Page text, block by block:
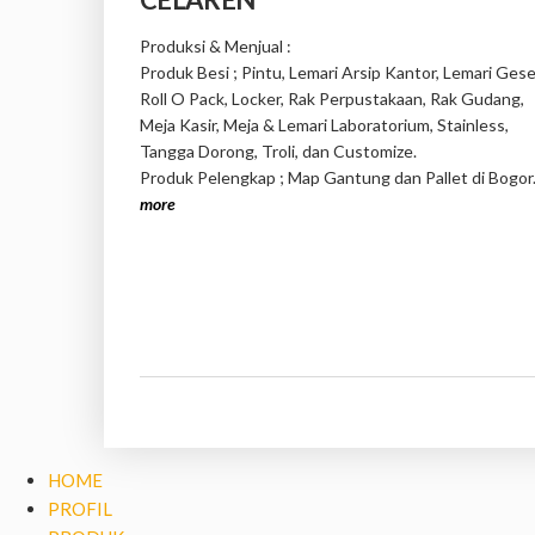
Produksi & Menjual :
Produk Besi ; Pintu, Lemari Arsip Kantor, Lemari
Roll O Pack, Locker, Rak Perpustakaan, Rak Gudang,
Meja Kasir, Meja & Lemari Laboratorium, Stainless,
Tangga Dorong, Troli, dan Customize.
Produk Pelengkap ; Map Gantung dan Pallet di Bogor.
more
HOME
PROFIL